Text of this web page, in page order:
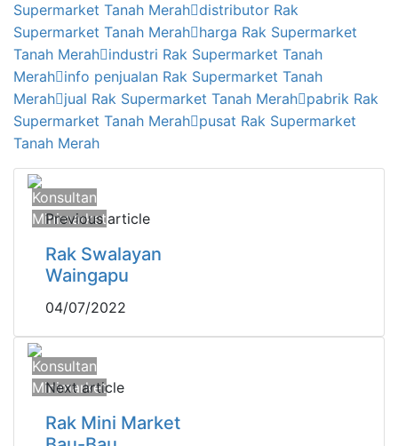
Supermarket Tanah Merah distributor Rak
Supermarket Tanah Merah harga Rak Supermarket
Tanah Merah industri Rak Supermarket Tanah
Merah info penjualan Rak Supermarket Tanah
Merah jual Rak Supermarket Tanah Merah pabrik Rak
Supermarket Tanah Merah pusat Rak Supermarket
Tanah Merah
Konsultan
Minimarket
Previous article
Rak Swalayan
Waingapu
04/07/2022
Konsultan
Minimarket
Next article
Rak Mini Market